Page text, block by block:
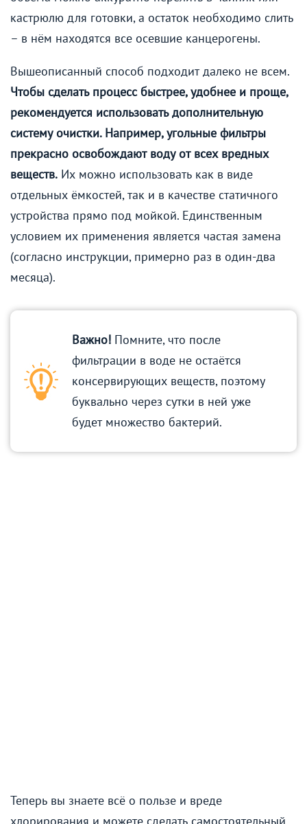
кастрюлю для готовки, а остаток необходимо слить
– в нём находятся все осевшие канцерогены.
Вышеописанный способ подходит далеко не всем.
Чтобы сделать процесс быстрее, удобнее и проще,
рекомендуется использовать дополнительную
систему очистки. Например, угольные фильтры
прекрасно освобождают воду от всех вредных
веществ. Их можно использовать как в виде
отдельных ёмкостей, так и в качестве статичного
устройства прямо под мойкой. Единственным
условием их применения является частая замена
(согласно инструкции, примерно раз в один-два
месяца).
Важно! Помните, что после
фильтрации в воде не остаётся
консервирующих веществ, поэтому
буквально через сутки в ней уже
будет множество бактерий.
Теперь вы знаете всё о пользе и вреде